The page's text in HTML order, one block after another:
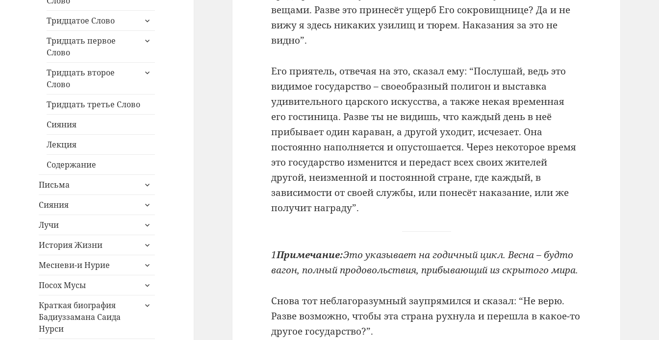
Тридцатое Слово
раскрыть
меню
Тридцать первое
Слово
раскрыть
Тридцать второе
Слово
раскрыть
Тридцать третье Слово
Сияния
Лекция
Содержание
Письма
раскрыть
меню
Сияния
раскрыть
меню
Лучи
раскрыть
меню
История Жизни
раскрыть
меню
Месневи-и Нурие
раскрыть
меню
Посох Мусы
раскрыть
меню
Краткая биография
Бадиуззамана Саида
Нурси
раскрыть
вещами. Разве это принесёт ущерб Его сокровищнице? Да и не
вижу я здесь никаких узилищ и тюрем. Наказания за это не
видно”.
Его приятель, отвечая на это, сказал ему: “Послушай, ведь это
видимое государство – своеобразный полигон и выставка
удивительного царского искусства, а также некая временная
его гостиница. Разве ты не видишь, что каждый день в неё
прибывает один караван, а другой уходит, исчезает. Она
постоянно наполняется и опустошается. Через некоторое время
это государство изменится и передаст всех своих жителей
другой, неизменной и постоянной стране, где каждый, в
зависимости от своей службы, или понесёт наказание, или же
получит награду”.
1Примечание:Это указывает на годичный цикл. Весна – будто
вагон, полный продовольствия, прибывающий из скрытого мира.
Снова тот неблагоразумный заупрямился и сказал: “Не верю.
Разве возможно, чтобы эта страна рухнула и перешла в какое-то
другое государство?”.